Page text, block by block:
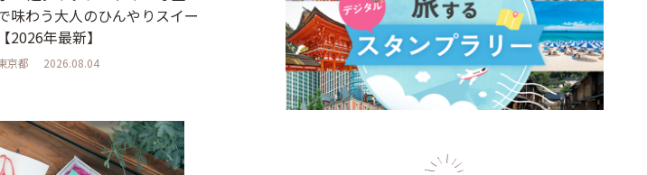
味わう大人のひんやりスイー
2026年最新】
京都 2026.08.04
街並みに浸るトキメキ海峡ステイ
2026.07.29